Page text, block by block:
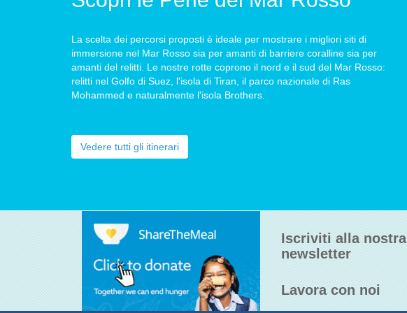
La scelta dei percorsi proposti è ideale per mostrare i migliori siti di
immersione nel Mar Rosso sia per amanti di barriere coralline sia per
amanti del relitti. Le nostre rotte coprono il nord e il sud del Mar Rosso:
relitti nel Golfo di Suez, l'isola di Tiran, il parco nazionale di Ras
Mohammed e naturalmente l'isola Brothers.
Vedere tutti gli itinerari
crociera sub di tre giorni è l'opzione imbattibile se vuoi immergerti nei posti
Iscriviti alla nostra
newsletter
Lavora con noi